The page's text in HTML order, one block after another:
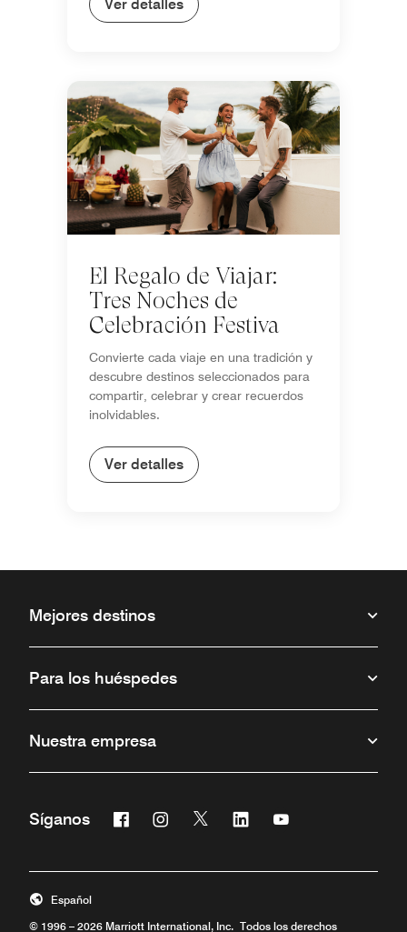
Ver detalles
El Regalo de Viajar:
Tres Noches de
Celebración Festiva
Convierte cada viaje en una tradición y
descubre destinos seleccionados para
compartir, celebrar y crear recuerdos
inolvidables.
Ver detalles
Mejores destinos
Para los huéspedes
Nuestra empresa
Síganos Facebook
Abre una ventana nueva
Instagram
Abre una ventana nueva
Twitter
Abre una ventana nueva
Linkedin
Abre una ventana nueva
Abre una ventana
© 1996 – 2026 Marriott International, Inc. Todos los derechos
Español